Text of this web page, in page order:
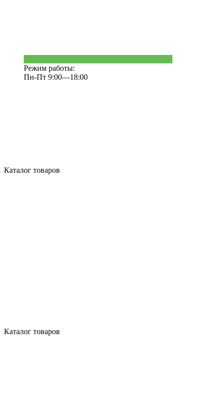
Режим работы:
Пн-Пт 9:00—18:00
Каталог товаров
Каталог товаров